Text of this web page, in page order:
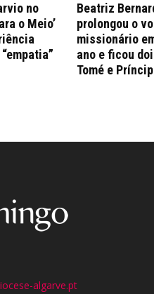
no
o Meio’
Beatriz
prolongou o
missionário
ano e ficou
Tomé e
algarve.pt